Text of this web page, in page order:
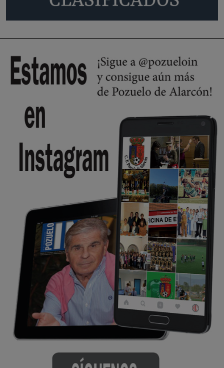
Policía o en la politica
Pozuelo de Alarcón
🔴 EXCLUSIVA | El comisario de la …
Pozuelo de Alarcón
🔴 EXCLUSIVA | El comisario de la …